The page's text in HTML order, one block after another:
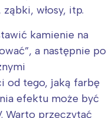
włosy, itp.
kamienie na
a następnie po
od tego, jaką farbę
efektu może być
Warto przeczytać